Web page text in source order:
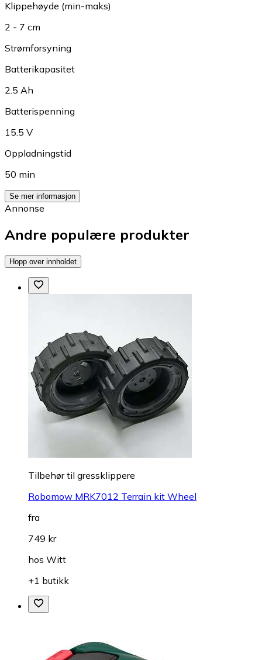
Klippehøyde (min-maks)
2 - 7 cm
Strømforsyning
Batterikapasitet
2.5 Ah
Batterispenning
15.5 V
Oppladningstid
50 min
Se mer informasjon
Annonse
Andre populære produkter
Hopp over innholdet
Tilbehør til gressklippere
Robomow MRK7012 Terrain kit Wheel
fra
749 kr
hos Witt
+1 butikk